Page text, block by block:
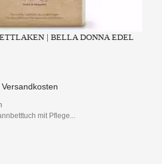
| BELLA DONNA EDEL
Versandkosten
mit Pflege...